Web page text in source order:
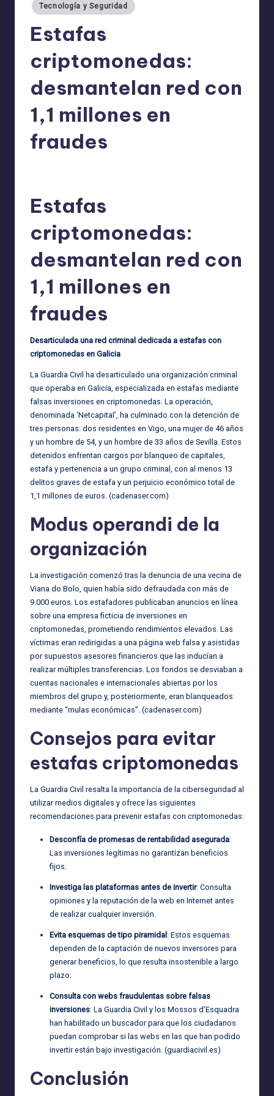
Tecnología y Seguridad
Estafas
criptomonedas:
desmantelan red con
1,1 millones en
fraudes
Estafas
criptomonedas:
desmantelan red con
1,1 millones en
fraudes
Desarticulada una red criminal dedicada a estafas con
criptomonedas en Galicia
La Guardia Civil ha desarticulado una organización criminal
que operaba en Galicia, especializada en estafas mediante
falsas inversiones en criptomonedas. La operación,
denominada ‘Netcapital’, ha culminado con la detención de
tres personas: dos residentes en Vigo, una mujer de 46 años
y un hombre de 54, y un hombre de 33 años de Sevilla. Estos
detenidos enfrentan cargos por blanqueo de capitales,
estafa y pertenencia a un grupo criminal, con al menos 13
delitos graves de estafa y un perjuicio económico total de
1,1 millones de euros. (cadenaser.com)
Modus operandi de la
organización
La investigación comenzó tras la denuncia de una vecina de
Viana do Bolo, quien había sido defraudada con más de
9.000 euros. Los estafadores publicaban anuncios en línea
sobre una empresa ficticia de inversiones en
criptomonedas, prometiendo rendimientos elevados. Las
víctimas eran redirigidas a una página web falsa y asistidas
por supuestos asesores financieros que las inducían a
realizar múltiples transferencias. Los fondos se desviaban a
cuentas nacionales e internacionales abiertas por los
miembros del grupo y, posteriormente, eran blanqueados
mediante “mulas económicas”. (cadenaser.com)
Consejos para evitar
estafas criptomonedas
La Guardia Civil resalta la importancia de la ciberseguridad al
utilizar medios digitales y ofrece las siguientes
recomendaciones para prevenir estafas con criptomonedas:
Desconfía de promesas de rentabilidad asegurada:
Las inversiones legítimas no garantizan beneficios
fijos.
Investiga las plataformas antes de invertir: Consulta
opiniones y la reputación de la web en Internet antes
de realizar cualquier inversión.
Evita esquemas de tipo piramidal: Estos esquemas
dependen de la captación de nuevos inversores para
generar beneficios, lo que resulta insostenible a largo
plazo.
Consulta con webs fraudulentas sobre falsas
inversiones: La Guardia Civil y los Mossos d’Esquadra
han habilitado un buscador para que los ciudadanos
puedan comprobar si las webs en las que han podido
invertir están bajo investigación. (guardiacivil.es)
Conclusión